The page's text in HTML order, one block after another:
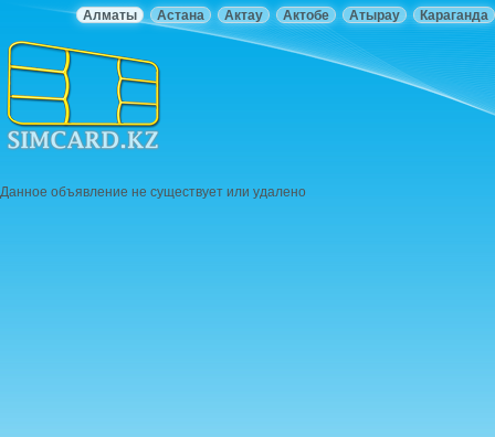
Караганда
Атырау
Актобе
Актау
Астана
Алматы
Данное объявление не существует или удалено